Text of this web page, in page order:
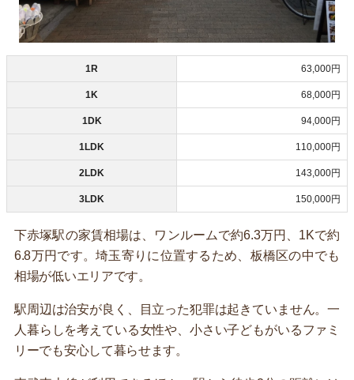
1R 63,000円
1K 68,000円
1DK 94,000円
1LDK 110,000円
2LDK 143,000円
3LDK 150,000円
下赤塚駅の家賃相場は、ワンルームで約6.3万円、1Kで約
6.8万円です。埼玉寄りに位置するため、板橋区の中でも
相場が低いエリアです。
駅周辺は治安が良く、目立った犯罪は起きていません。一
人暮らしを考えている女性や、小さい子どもがいるファミ
リーでも安心して暮らせます。